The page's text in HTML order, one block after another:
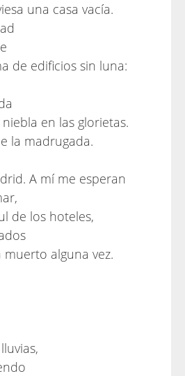
una casa vacía.
de edificios sin luna:
en las glorietas.
la madrugada.
A mí me esperan
de los hoteles,
alguna vez.